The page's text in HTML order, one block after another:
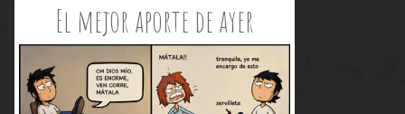
El mejor aporte de ayer